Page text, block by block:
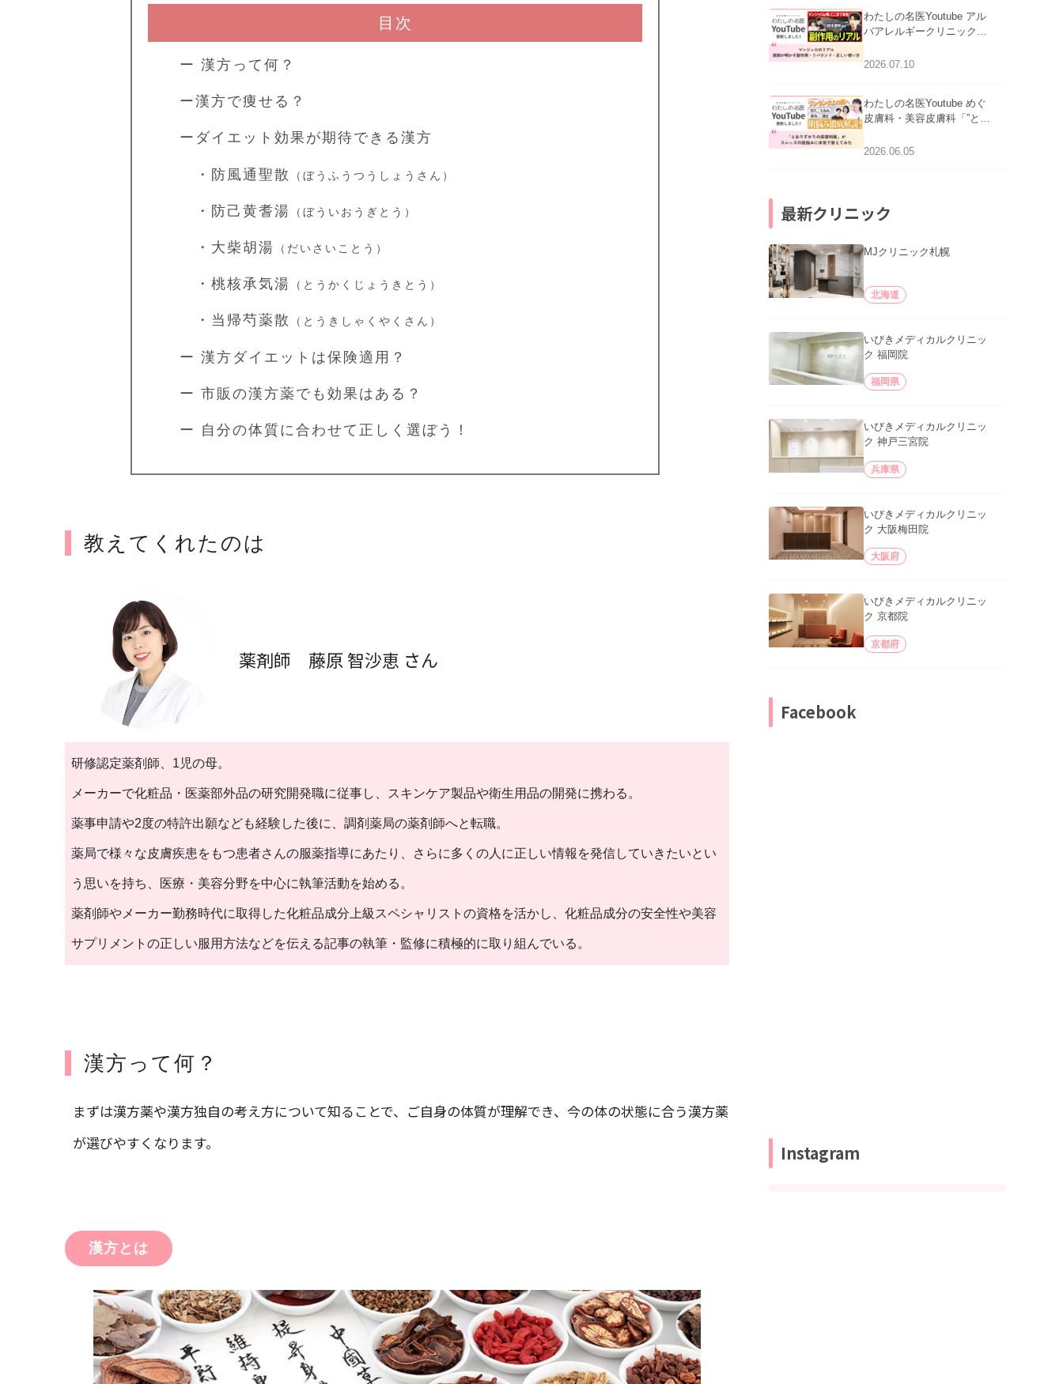
目次
ー 漢方って何？
ー漢方で痩せる？
ーダイエット効果が期待できる漢方
・防風通聖散 （ぼうふうつうしょうさん）
・防己黄耆湯 （ぼういおうぎとう）
・大柴胡湯 （だいさいことう）
・桃核承気湯 （とうかくじょうきとう）
・当帰芍薬散 （とうきしゃくやくさん）
ー 漢方ダイエットは保険適用？
ー 市販の漢方薬でも効果はある？
ー 自分の体質に合わせて正しく選ぼう！
教えてくれたのは
薬剤師 藤原 智沙恵 さん
研修認定薬剤師、1児の母。
メーカーで化粧品・医薬部外品の研究開発職に従事し、スキンケア製品や衛生用品の開発に携わる。
薬事申請や2度の特許出願なども経験した後に、調剤薬局の薬剤師へと転職。
薬局で様々な皮膚疾患をもつ患者さんの服薬指導にあたり、さらに多くの人に正しい情報を発信していきたいとい
う思いを持ち、医療・美容分野を中心に執筆活動を始める。
薬剤師やメーカー勤務時代に取得した化粧品成分上級スペシャリストの資格を活かし、化粧品成分の安全性や美容
サプリメントの正しい服用方法などを伝える記事の執筆・監修に積極的に取り組んでいる。
漢方って何？
まずは漢方薬や漢方独自の考え方について知ることで、ご自身の体質が理解でき、今の体の状態に合う漢方薬
が選びやすくなります。
漢方とは
わたしの名医Youtube アル
バアレルギークリニック札
医師が明かす副作用・リバ
2026.07.10
わたしの名医Youtube めぐ
皮膚科・美容皮膚科「”とお
ッズの肌悩みに本気で答え
2026.06.05
最新クリニック
MJクリニック札幌
北海道
いびきメディカルクリニッ
ク 福岡院
福岡県
いびきメディカルクリニッ
ク 神戸三宮院
兵庫県
いびきメディカルクリニッ
ク 大阪梅田院
大阪府
いびきメディカルクリニッ
ク 京都院
京都府
Facebook
Instagram